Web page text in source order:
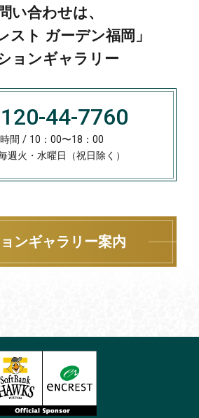
い合わせは、
スト ガーデン福岡」
ョンギャラリー
44-7760
間 / 10：00〜18：00
週火・水曜日（祝日除く）
ンギャラリー案内